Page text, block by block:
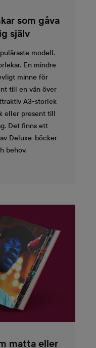
som gåva
själv
modell.
En mindre
minne för
till en vän över
A3-storlek
eller present till
Det finns ett
Deluxe-böcker
behov.
matta eller